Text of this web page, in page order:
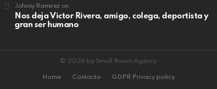
Johnny Ramirezon
Nos deja Victor Rivera, amigo, colega, deportista y
gran ser humano
© 2026 by Small Room Agency
Home Contacto GDPR Privacy policy